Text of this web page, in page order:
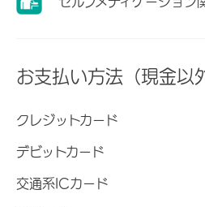
お支払い方法（現金以
クレジットカード
デビットカード
交通系ICカード